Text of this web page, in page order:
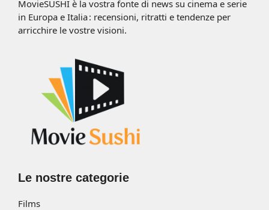
MovieSUSHI è la vostra fonte di news su cinema e serie
in Europa e Italia : recensioni, ritratti e tendenze per
arricchire le vostre visioni.
Le nostre categorie
Films